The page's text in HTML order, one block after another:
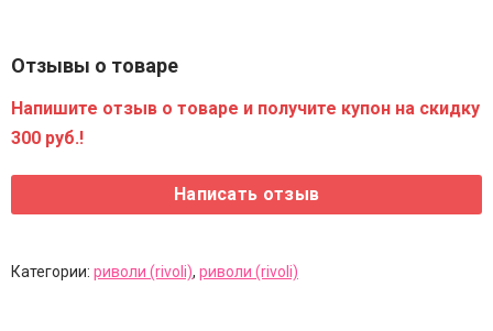
Отзывы о товаре
Напишите отзыв о товаре и получите купон на скидку
300 руб.!
Категории: риволи (rivoli), риволи (rivoli)